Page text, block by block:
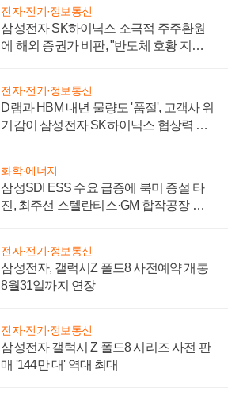
전자·전기·정보통신
삼성전자 SK하이닉스 소극적 주주환원
에 해외 증권가 비판, "반도체 호황 지속
전자·전기·정보통신
D램과 HBM 내년 물량도 '품절', 고객사 위
기감이 삼성전자 SK하이닉스 협상력 더
화학·에너지
삼성SDI ESS 수요 급증에 북미 증설 타
진, 최주선 스텔란티스·GM 합작공장 건
전자·전기·정보통신
삼성전자, 갤럭시Z 폴드8 사전예약 개통
8월31일까지 연장
전자·전기·정보통신
삼성전자 갤럭시 Z 폴드8 시리즈 사전 판
매 '144만 대' 역대 최대